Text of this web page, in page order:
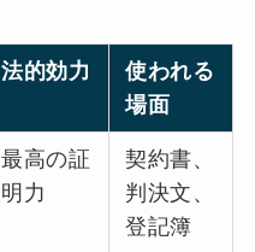
法的効力
使われる
場面
最高の証
明力
契約書、
判決文、
登記簿